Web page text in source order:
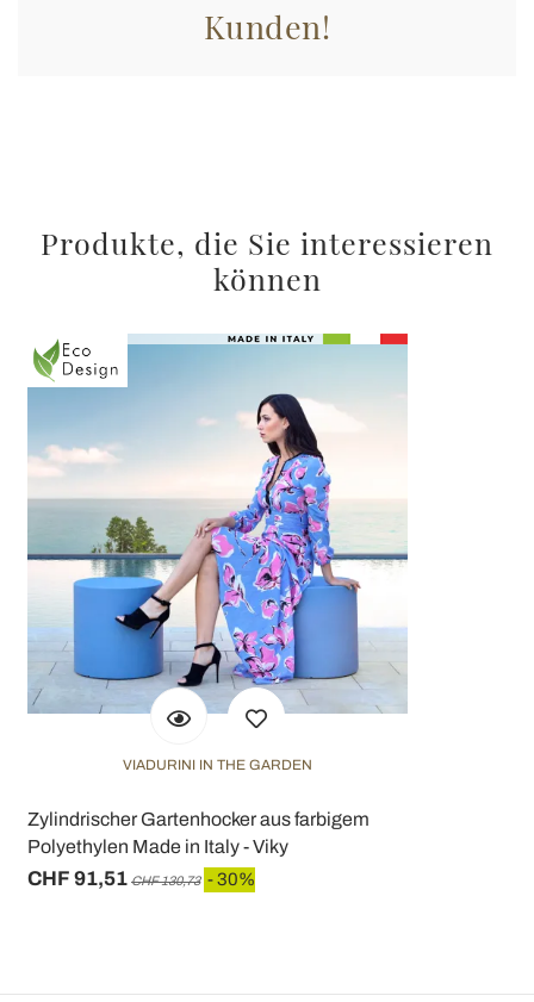
Kunden!
Produkte, die Sie interessieren
können
VIADURINI IN THE GARDEN
Zylindrischer Gartenhocker aus farbigem
Polyethylen Made in Italy - Viky
CHF 91,51 CHF 130,73 - 30%